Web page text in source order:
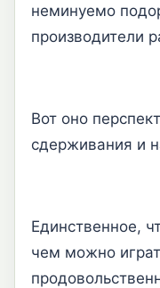
неминуемо
производители
Вот оно
сдерживания и
Единственное,
чем можно